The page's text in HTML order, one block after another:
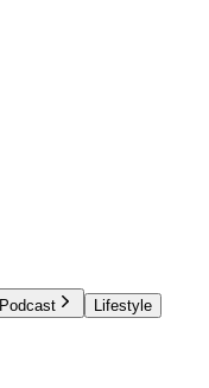
Podcast Lifestyle